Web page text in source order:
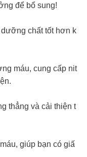
để bổ sung!
chất tốt hơn k
máu, cung cấp nit
thẳng và cải thiện t
giúp bạn có giấ